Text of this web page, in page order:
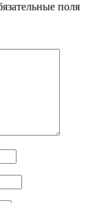
поля